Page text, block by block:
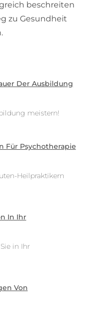
beschreiten
zu Gesundheit
Der Ausbildung
meistern!
Für Psychotherapie
Heilpraktikern
In Ihr
in Ihr
Von